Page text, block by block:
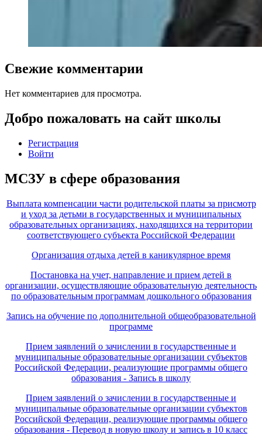
Свежие комментарии
Нет комментариев для просмотра.
Добро пожаловать на сайт школы
Регистрация
Войти
МСЗУ в сфере образования
Выплата компенсации части родительской платы за присмотр
и уход за детьми в государственных и муниципальных
образовательных организациях, находящихся на территории
соответствующего субъекта Российской Федерации
Организация отдыха детей в каникулярное время
Постановка на учет, направление и прием детей в
организации, осуществляющие образовательную деятельность
по образовательным программам дошкольного образования
Запись на обучение по дополнительной общеобразовательной
программе
Прием заявлений о зачислении в государственные и
муниципальные образовательные организации субъектов
Российской Федерации, реализующие программы общего
образования - Запись в школу
Прием заявлений о зачислении в государственные и
муниципальные образовательные организации субъектов
Российской Федерации, реализующие программы общего
образования - Перевод в новую школу и запись в 10 класс